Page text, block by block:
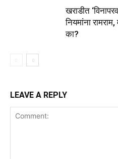
खराडीत
नियमांना
का?
LEAVE A REPLY